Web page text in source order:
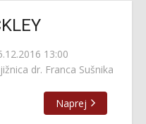
13:00
dr. Franca Sušnika
Naprej